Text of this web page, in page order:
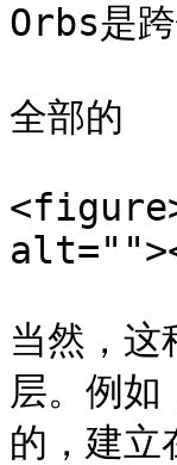
Orbs是
全部的
当然，这
层。例
的，建